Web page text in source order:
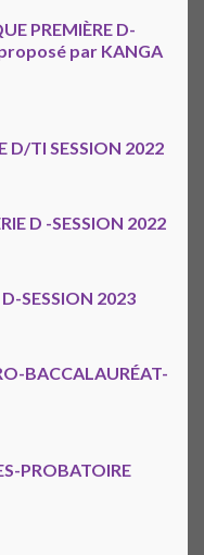
PREMIÈRE D-
par KANGA
D/TI SESSION 2022
D -SESSION 2022
SESSION 2023
BACCALAURÉAT-
PROBATOIRE